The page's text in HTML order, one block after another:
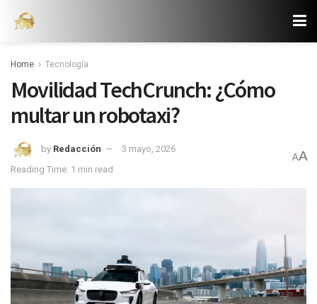
Home Tecnología
Movilidad TechCrunch: ¿Cómo
multar un robotaxi?
by Redacción
3 mayo, 2026
Reading Time: 1 min read
AA